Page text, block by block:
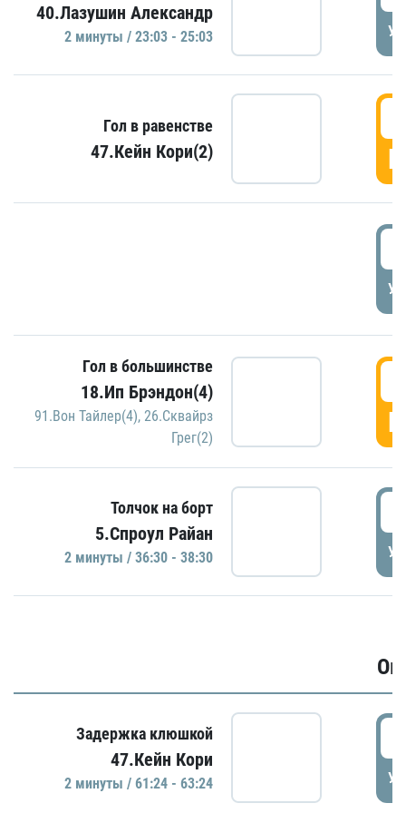
40.Лазушин Александр
2 минуты / 23:03 - 25:03
Гол в равенстве
47.Кейн Кори(2)
Гол в большинстве
18.Ип Брэндон(4)
91.Вон Тайлер(4), 26.Сквайрз
Грег(2)
Толчок на борт
5.Спроул Райан
2 минуты / 36:30 - 38:30
Задержка клюшкой
47.Кейн Кори
2 минуты / 61:24 - 63:24